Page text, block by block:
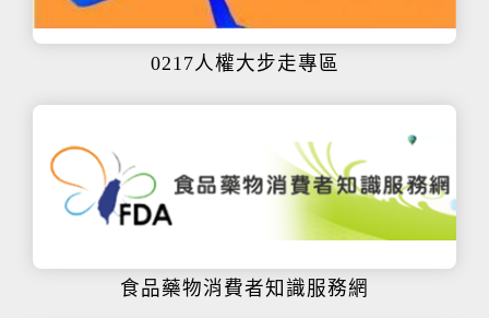
0217人權大步走專區
食品藥物消費者知識服務網